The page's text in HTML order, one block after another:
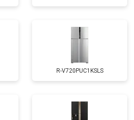
R-V720PUC1KSLS